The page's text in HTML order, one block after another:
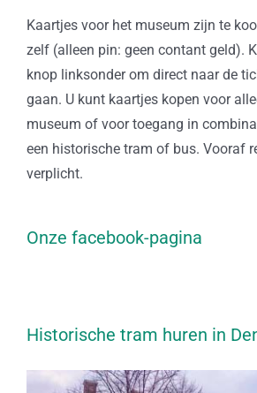
Kaartjes voor het museum zijn te
zelf (alleen pin: geen contant geld).
knop linksonder om direct naar de
gaan. U kunt kaartjes kopen voor
museum of voor toegang in
een historische tram of bus. Vooraf
verplicht.
Onze facebook-pagina
Historische tram huren in